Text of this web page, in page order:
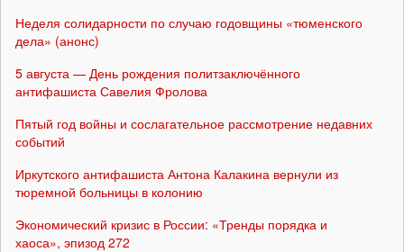
Неделя солидарности по случаю годовщины «тюменского
дела» (анонс)
5 августа — День рождения политзаключённого
антифашиста Савелия Фролова
Пятый год войны и сослагательное рассмотрение недавних
событий
Иркутского антифашиста Антона Калакина вернули из
тюремной больницы в колонию
Экономический кризис в России: «Тренды порядка и
хаоса», эпизод 272